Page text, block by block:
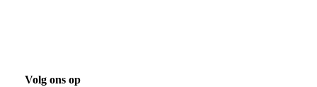
Volg ons op